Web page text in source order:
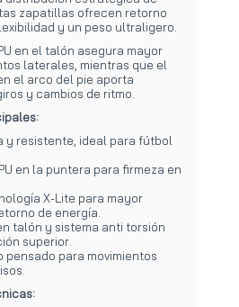
zapatillas ofrecen retorno
y un peso ultraligero.
en el talón asegura mayor
laterales, mientras que el
el arco del pie aporta
y cambios de ritmo.
y resistente, ideal para fútbol
en la puntera para firmeza en
X-Lite para mayor
de energía.
talón y sistema anti torsión
superior.
pensado para movimientos